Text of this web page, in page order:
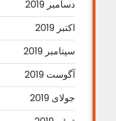
دسامبر 2019
اکتبر 2019
سپتامبر 2019
آگوست 2019
جولای 2019